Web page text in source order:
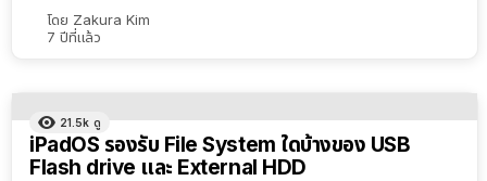
โดย Zakura Kim
7 ปีที่แล้ว
21.5k ดู
iPadOS รองรับ File System ใดบ้างของ USB
Flash drive และ External HDD